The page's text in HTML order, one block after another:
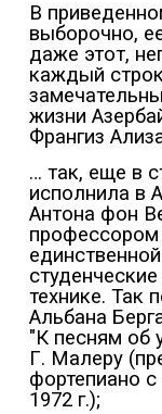
В
выборочно,
даже этот,
каждый
жизни
Франгиз
… так, еще в
исполнила в
Антона фон
технике. Так
Альбана
"К песням об
Г. Малеру
фортепиано
1972 г.);